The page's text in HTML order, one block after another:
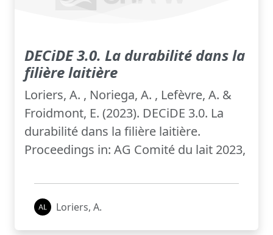
DECiDE 3.0. La durabilité dans la
filière laitière
Loriers, A. , Noriega, A. , Lefèvre, A. &
Froidmont, E. (2023). DECiDE 3.0. La
durabilité dans la filière laitière.
Proceedings in: AG Comité du lait 2023,
Loriers, A.